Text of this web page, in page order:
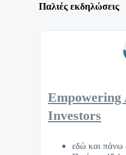
Παλιές εκδηλώσεις
Empowering
Investors
εδώ και πάνω